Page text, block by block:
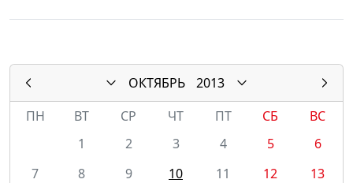
ОКТЯБРЬ
2013
ПН
ВТ СР ЧТ ПТ СБ
ВС
1
2 3 4 5
6
7
8 9 10 11 12
13